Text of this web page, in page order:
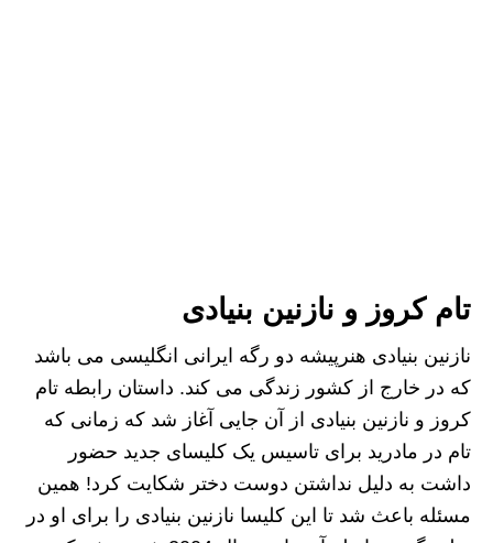
تام کروز و نازنین بنیادی
نازنین بنیادی هنرپیشه دو رگه ایرانی انگلیسی می باشد
که در خارج از کشور زندگی می کند. داستان رابطه تام
کروز و نازنین بنیادی از آن جایی آغاز شد که زمانی که
تام در مادرید برای تاسیس یک کلیسای جدید حضور
داشت به دلیل نداشتن دوست دختر شکایت کرد! همین
مسئله باعث شد تا این کلیسا نازنین بنیادی را برای او در